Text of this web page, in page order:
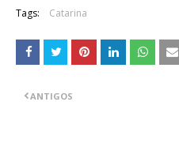
Tags: Catarina
ANTIGOS